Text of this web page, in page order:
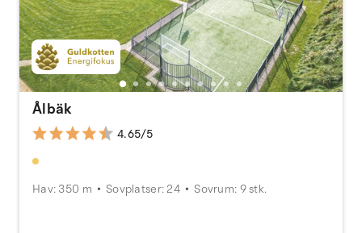
Ålbäk
4.65/5
Hav: 350 m Sovplatser: 24 Sovrum: 9 stk.